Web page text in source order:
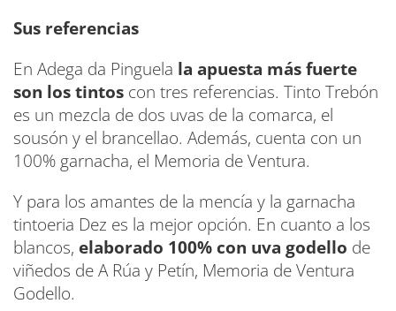
Sus referencias
En Adega da Pinguela la apuesta más fuerte
son los tintos con tres referencias. Tinto Trebón
es un mezcla de dos uvas de la comarca, el
sousón y el brancellao. Además, cuenta con un
100% garnacha, el Memoria de Ventura.
Y para los amantes de la mencía y la garnacha
tintoeria Dez es la mejor opción. En cuanto a los
blancos, elaborado 100% con uva godello de
viñedos de A Rúa y Petín, Memoria de Ventura
Godello.